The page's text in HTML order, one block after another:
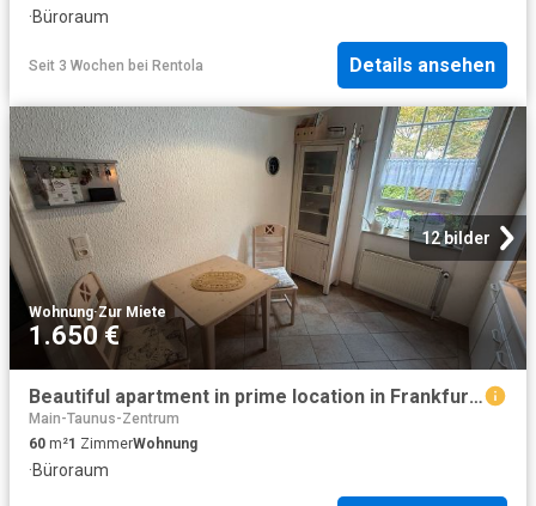
·Büroraum
Seit 3 Wochen bei Rentola Details ansehen
12 bilder
Wohnung·Zur Miete
1.650 €
Beautiful apartment in prime location in Frankfurt am Main, Frankfurt Amsterdam Apartments for Rent
Main-Taunus-Zentrum
60 m²1 ZimmerWohnung
·Büroraum